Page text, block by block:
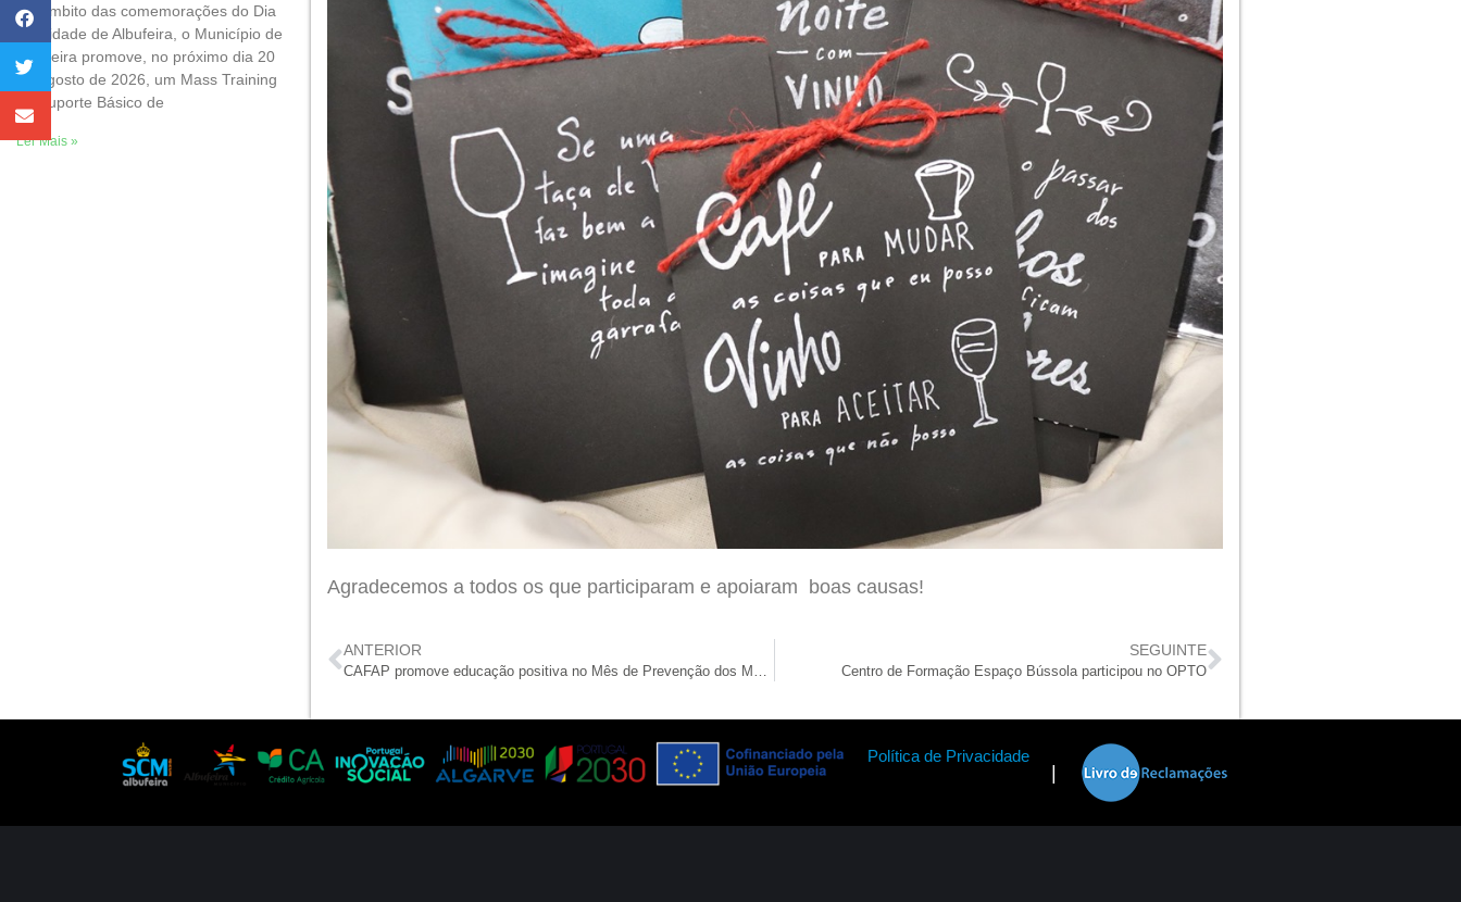
No âmbito das comemorações do Dia
da Cidade de Albufeira, o Município de
Albufeira promove, no próximo dia 20
de agosto de 2026, um Mass Training
de Suporte Básico de
Ler Mais »
Agradecemos a todos os que participaram e apoiaram boas causas!
ANTERIOR
CAFAP promove educação positiva no Mês de Prevenção dos Maus Tratos na Infância
SEGUINTE
Centro de Formação Espaço Bússola participou no OPTO
Política de Privacidade
|